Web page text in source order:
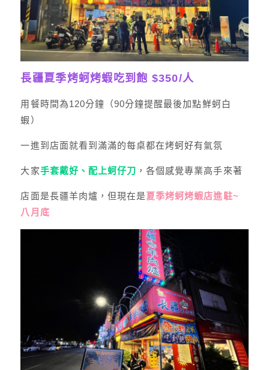
長疆夏季烤蚵烤蝦吃到飽 $350/人
用餐時間為120分鐘（90分鐘提醒最後加點鮮蚵白
蝦）
一進到店面就看到滿滿的每桌都在烤蚵好有氣氛
大家手套戴好、配上蚵仔刀 ，各個感覺專業高手來著
店面是長疆羊肉爐，但現在是夏季烤蚵烤蝦店進駐~
八月底